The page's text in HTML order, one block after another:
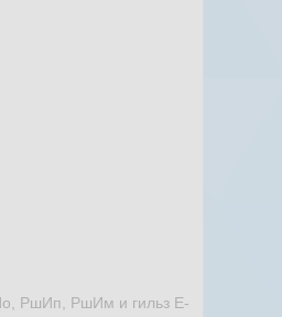
РшИп, РшИм и гильз Е-